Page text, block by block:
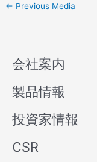
← Previous Media
会社案内
製品情報
投資家情報
CSR